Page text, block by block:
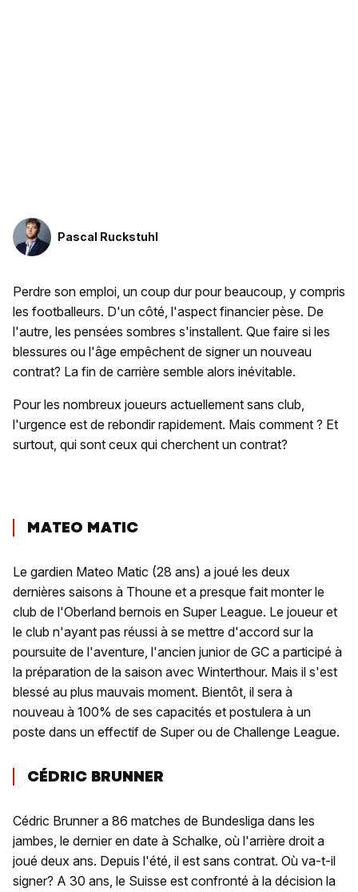
Pascal Ruckstuhl
Perdre son emploi, un coup dur pour beaucoup, y compris
les footballeurs. D'un côté, l'aspect financier pèse. De
l'autre, les pensées sombres s'installent. Que faire si les
blessures ou l'âge empêchent de signer un nouveau
contrat? La fin de carrière semble alors inévitable.
Pour les nombreux joueurs actuellement sans club,
l'urgence est de rebondir rapidement. Mais comment ? Et
surtout, qui sont ceux qui cherchent un contrat?
MATEO MATIC
Le gardien Mateo Matic (28 ans) a joué les deux
dernières saisons à Thoune et a presque fait monter le
club de l'Oberland bernois en Super League. Le joueur et
le club n'ayant pas réussi à se mettre d'accord sur la
poursuite de l'aventure, l'ancien junior de GC a participé à
la préparation de la saison avec Winterthour. Mais il s'est
blessé au plus mauvais moment. Bientôt, il sera à
nouveau à 100% de ses capacités et postulera à un
poste dans un effectif de Super ou de Challenge League.
CÉDRIC BRUNNER
Cédric Brunner a 86 matches de Bundesliga dans les
jambes, le dernier en date à Schalke, où l'arrière droit a
joué deux ans. Depuis l'été, il est sans contrat. Où va-t-il
signer? A 30 ans, le Suisse est confronté à la décision la